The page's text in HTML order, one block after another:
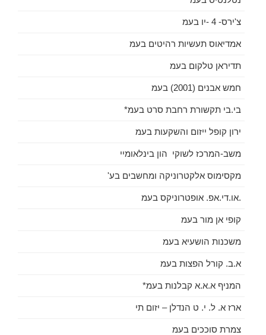
צ'ירס- 4 -יו בעמ
אמדיאוס תעשיות רהיטים בעמ
תדיראן טלקום בעמ
חמש אבנים (2001) בעמ
בי.בי תקשורת רחבת סרט בעמ*
ירון קופל ייזום והשקעות בעמ
משב-המרכז לשוקי הון בינלאומיי
מקסימוס אלקטרוניקה ומחשבים בע'
.או.די.אפ. אופטרוניקס בעמ
קופי אן מור בעמ
משכנות הושעיא בעמ
א.ב. קורל הפצות בעמ
המניף א.א.א קבלנות בעמ*
ארז א. ל. י. ט הנדלן – יזום תי
צמרת סוככים בעמ